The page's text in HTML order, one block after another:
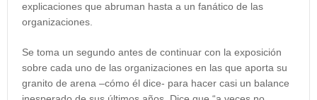
explicaciones que abruman hasta a un fanático de las
organizaciones.
Se toma un segundo antes de continuar con la exposición
sobre cada uno de las organizaciones en las que aporta su
granito de arena –cómo él dice- para hacer casi un balance